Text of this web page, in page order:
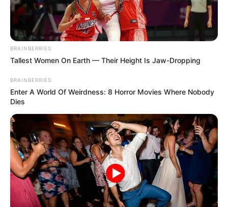
BRAINBERRIES
Tallest Women On Earth — Their Height Is Jaw-Dropping
BRAINBERRIES
Enter A World Of Weirdness: 8 Horror Movies Where Nobody
Dies